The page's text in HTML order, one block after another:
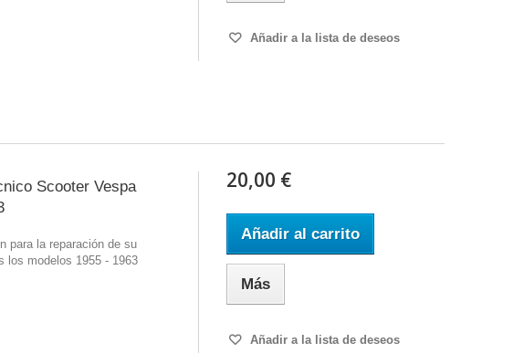
Añadir a la lista de deseos
Scooter Vespa
para la reparación de su
los modelos 1955 - 1963
20,00 €
Añadir al carrito
Más
Añadir a la lista de deseos